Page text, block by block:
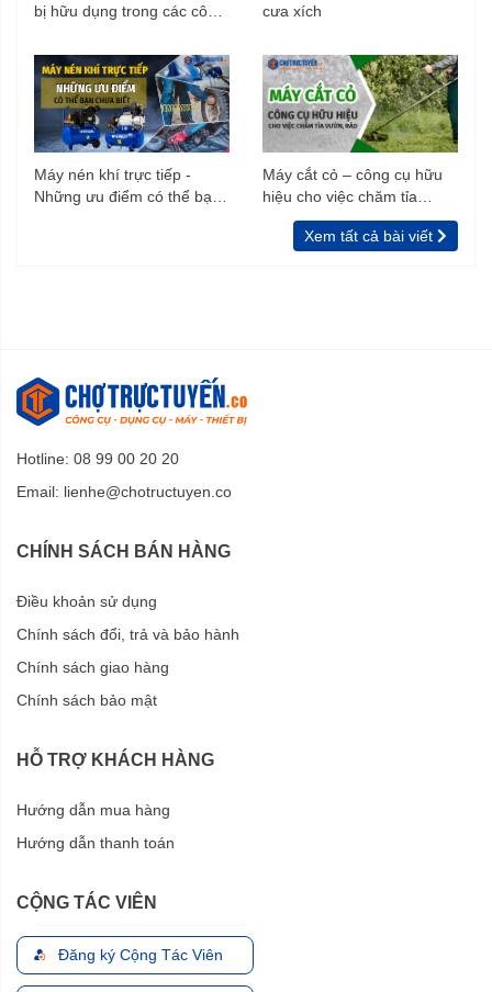
bị hữu dụng trong các công
cưa xích
Máy nén khí trực tiếp -
Những ưu điểm có thể bạn
Máy cắt cỏ – công cụ hữu
hiệu cho việc chăm tỉa
vườn, rào
Xem tất cả bài viết
Hotline: 08 99 00 20 20
Email: lienhe@chotructuyen.co
CHÍNH SÁCH BÁN HÀNG
Điều khoản sử dụng
Chính sách đổi, trả và bảo hành
Chính sách giao hàng
Chính sách bảo mật
HỖ TRỢ KHÁCH HÀNG
Hướng dẫn mua hàng
Hướng dẫn thanh toán
CỘNG TÁC VIÊN
Đăng ký Cộng Tác Viên